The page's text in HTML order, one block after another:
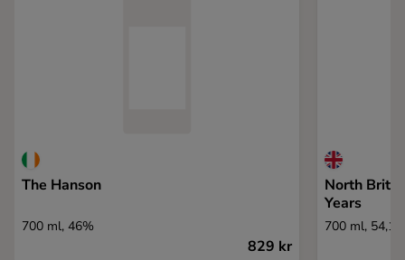
The Hanson
700 ml, 46%
829 kr
North
Years
700 ml,